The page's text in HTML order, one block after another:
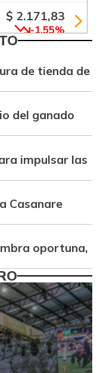
$ 2.171,83
-1,55%
+6,24%
$ 7.289,10
-2,98%
$ 8.366,30
-1,18%
-0,51%
$ 1.672,87
$ 6.102,86
-2,18%
$ 2.880,14
+4,83%
$ 3.229,50
-11,89%
de tienda de
del ganado
impulsar las
Casanare
oportuna,